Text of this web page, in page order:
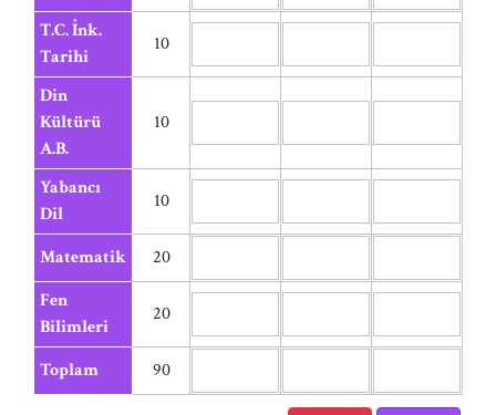
T.C. İnk.
Tarihi
10
Din
Kültürü
A.B.
10
Yabancı
Dil
10
Matematik
20
Fen
Bilimleri
20
Toplam 90